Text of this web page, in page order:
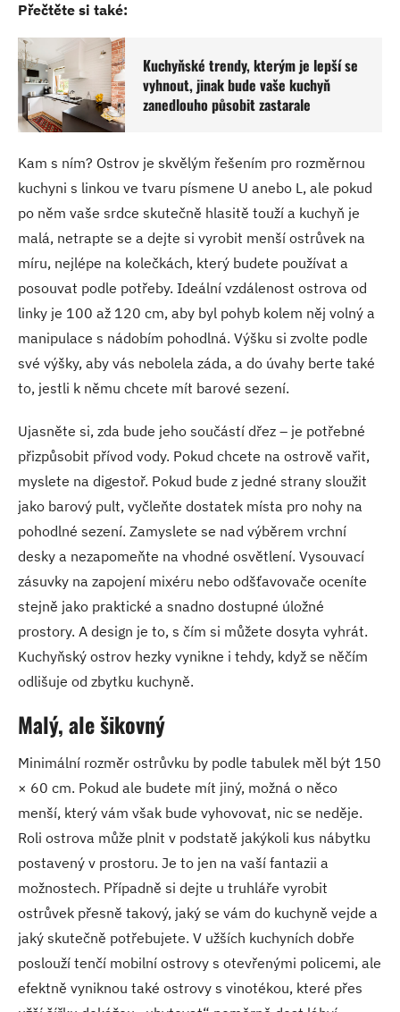
Přečtěte si také:
Kuchyňské trendy, kterým je lepší se
vyhnout, jinak bude vaše kuchyň
zanedlouho působit zastarale
Kam s ním? Ostrov je skvělým řešením pro rozměrnou
kuchyni s linkou ve tvaru písmene U anebo L, ale pokud
po něm vaše srdce skutečně hlasitě touží a kuchyň je
malá, netrapte se a dejte si vyrobit menší ostrůvek na
míru, nejlépe na kolečkách, který budete používat a
posouvat podle potřeby. Ideální vzdálenost ostrova od
linky je 100 až 120 cm, aby byl pohyb kolem něj volný a
manipulace s nádobím pohodlná. Výšku si zvolte podle
své výšky, aby vás nebolela záda, a do úvahy berte také
to, jestli k němu chcete mít barové sezení.
Ujasněte si, zda bude jeho součástí dřez – je potřebné
přizpůsobit přívod vody. Pokud chcete na ostrově vařit,
myslete na digestoř. Pokud bude z jedné strany sloužit
jako barový pult, vyčleňte dostatek místa pro nohy na
pohodlné sezení. Zamyslete se nad výběrem vrchní
desky a nezapomeňte na vhodné osvětlení. Vysouvací
zásuvky na zapojení mixéru nebo odšťavovače oceníte
stejně jako praktické a snadno dostupné úložné
prostory. A design je to, s čím si můžete dosyta vyhrát.
Kuchyňský ostrov hezky vynikne i tehdy, když se něčím
odlišuje od zbytku kuchyně.
Malý, ale šikovný
Minimální rozměr ostrůvku by podle tabulek měl být 150
× 60 cm. Pokud ale budete mít jiný, možná o něco
menší, který vám však bude vyhovovat, nic se neděje.
Roli ostrova může plnit v podstatě jakýkoli kus nábytku
postavený v prostoru. Je to jen na vaší fantazii a
možnostech. Případně si dejte u truhláře vyrobit
ostrůvek přesně takový, jaký se vám do kuchyně vejde a
jaký skutečně potřebujete. V užších kuchyních dobře
poslouží tenčí mobilní ostrovy s otevřenými policemi, ale
efektně vyniknou také ostrovy s vinotékou, které přes